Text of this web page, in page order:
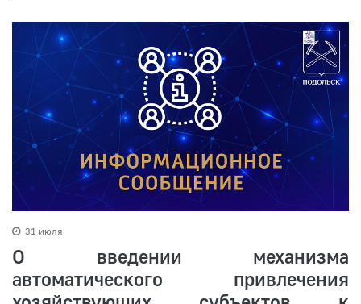
31 июля
О введении механизма
автоматического привлечения